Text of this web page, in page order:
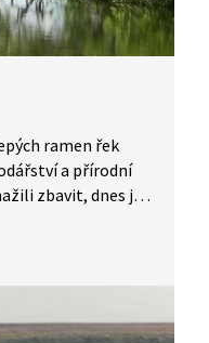
ramen řek
a přírodní
zbavit, dnes je